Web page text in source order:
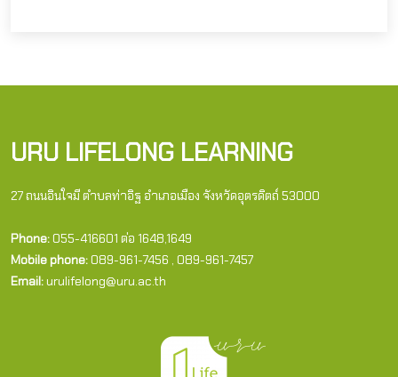
URU LIFELONG LEARNING
27 ถนนอินใจมี ตำบลท่าอิฐ อำเภอเมือง จังหวัดอุตรดิตถ์ 53000
Phone:055-416601 ต่อ 1648,1649
Mobile phone:089-961-7456 , 089-961-7457
Email:urulifelong@uru.ac.th